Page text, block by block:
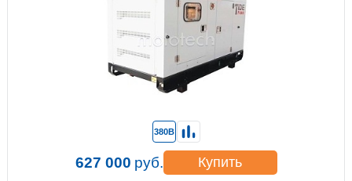
380В
627 000 руб. Купить